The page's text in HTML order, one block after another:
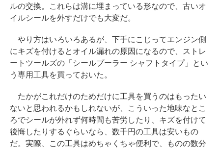
ルの交換。これらは溝に埋まっている形なので、古いオ
イルシールを外すだけでも大変だ。
やり方はいろいろあるが、下手にこじってエンジン側
にキズを付けるとオイル漏れの原因になるので、ストレ
ートツールズの「シールプーラー シャフトタイプ」とい
う専用工具を買っておいた。
たかがこれだけのためだけに工具を買うのはもったい
ないと思われるかもしれないが、こういった地味なとこ
ろでシールが外れず何時間も苦労したり、キズを付けて
後悔したりするぐらいなら、数千円の工具は安いもの
だ。実際、この工具はめちゃくちゃ便利で、ものの数分